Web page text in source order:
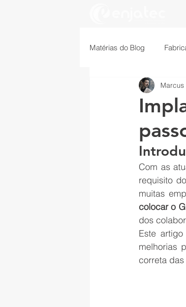
Matérias do Blog
Projetos e Cases de
Marcus
Com as
requisito
muitas
colocar o
dos
Este
melhorias
correta